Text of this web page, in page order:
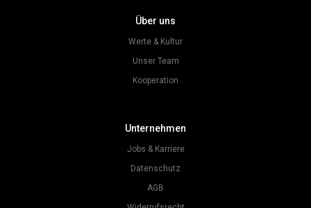
Über uns
Werte & Kultur
Unser Team
Kooperation
Unternehmen
Jobs & Karriere
Datenschutz
AGB